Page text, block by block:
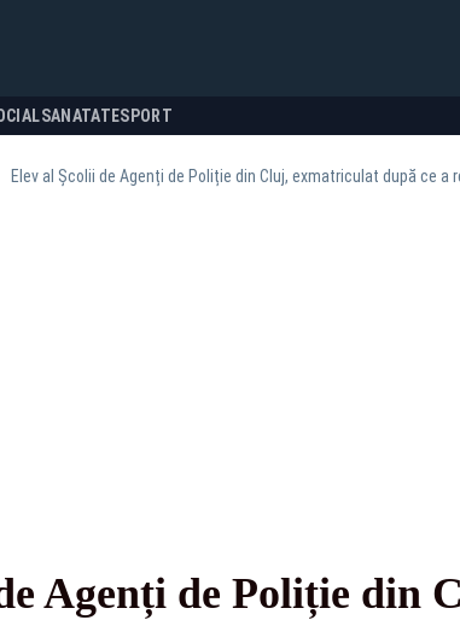
SANATATESPORT
Elev al Școlii de Agenți de Poliție din Cluj, exmatriculat după ce a
Agenți de Poliție din